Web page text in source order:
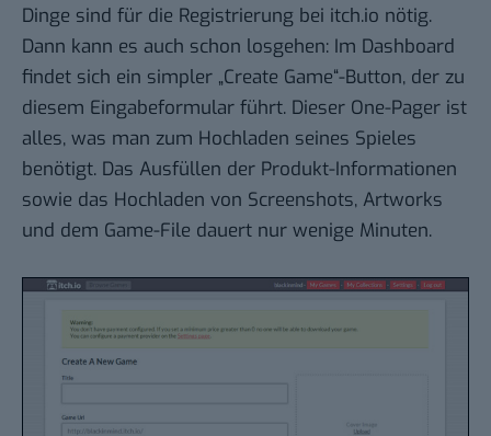
Dinge sind für die Registrierung bei itch.io nötig.
Dann kann es auch schon losgehen: Im Dashboard
findet sich ein simpler „Create Game“-Button, der zu
diesem Eingabeformular führt. Dieser One-Pager ist
alles, was man zum Hochladen seines Spieles
benötigt. Das Ausfüllen der Produkt-Informationen
sowie das Hochladen von Screenshots, Artworks
und dem Game-File dauert nur wenige Minuten.